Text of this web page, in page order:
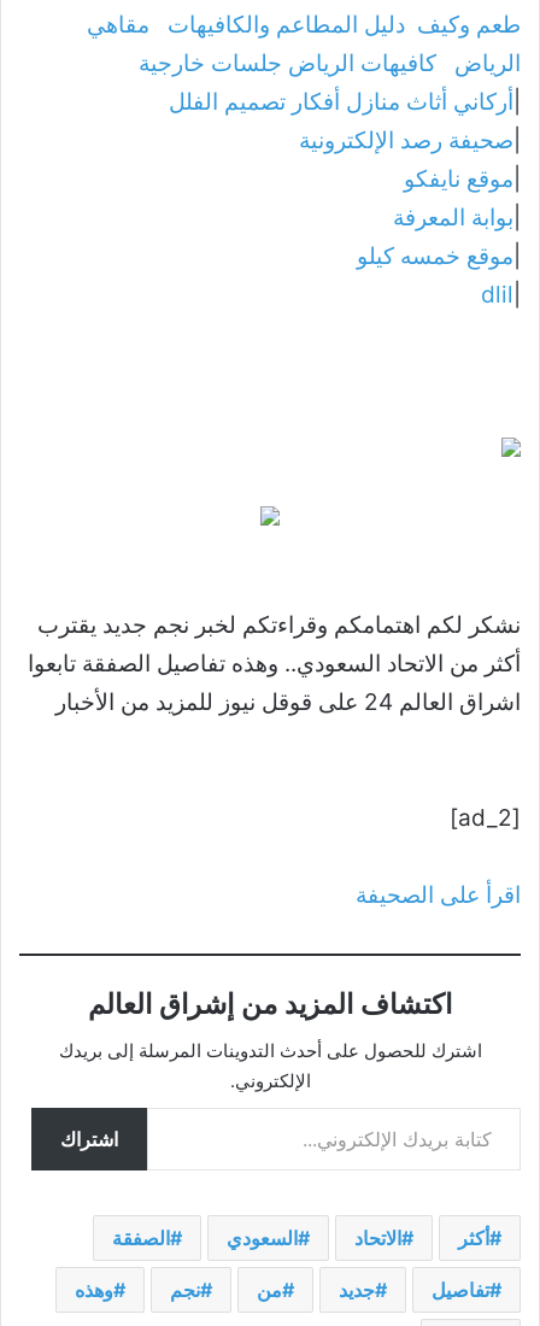
طعم وكيف دليل المطاعم والكافيهات
مقاهي
الرياض
كافيهات الرياض جلسات خارجية
أركاني أثاث منازل أفكار تصميم الفلل
صحيفة رصد الإلكترونية
موقع نايفكو
بوابة المعرفة
موقع خمسه كيلو
dlil
نشكر لكم اهتمامكم وقراءتكم لخبر نجم جديد يقترب
أكثر من الاتحاد السعودي.. وهذه تفاصيل الصفقة تابعوا
اشراق العالم 24 على قوقل نيوز للمزيد من الأخبار
[ad_2]
اقرأ على الصحيفة
اكتشاف المزيد من إشراق العالم
اشترك للحصول على أحدث التدوينات المرسلة إلى بريدك
الإلكتروني.
كتابة بريدك الإلكتروني...
اشتراك
أكثر الاتحاد السعودي الصفقة
تفاصيل جديد من نجم وهذه